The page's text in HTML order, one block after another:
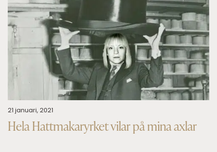
21 januari, 2021
Hela Hattmakaryrket vilar på mina axlar